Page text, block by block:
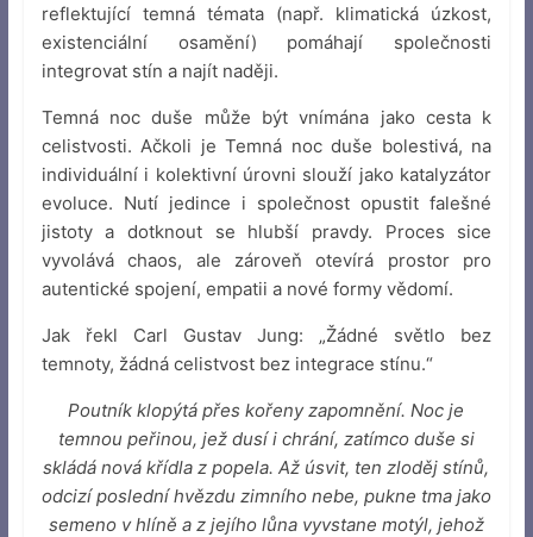
reflektující temná témata (např. klimatická úzkost,
existenciální osamění) pomáhají společnosti
integrovat stín a najít naději.
Temná noc duše může být vnímána jako cesta k
celistvosti. Ačkoli je Temná noc duše bolestivá, na
individuální i kolektivní úrovni slouží jako katalyzátor
evoluce. Nutí jedince i společnost opustit falešné
jistoty a dotknout se hlubší pravdy. Proces sice
vyvolává chaos, ale zároveň otevírá prostor pro
autentické spojení, empatii a nové formy vědomí.
Jak řekl Carl Gustav Jung: „Žádné světlo bez
temnoty, žádná celistvost bez integrace stínu.“
Poutník klopýtá přes kořeny zapomnění. Noc je
temnou peřinou, jež dusí i chrání, zatímco duše si
skládá nová křídla z popela. Až úsvit, ten zloděj stínů,
odcizí poslední hvězdu zimního nebe, pukne tma jako
semeno v hlíně a z jejího lůna vyvstane motýl, jehož